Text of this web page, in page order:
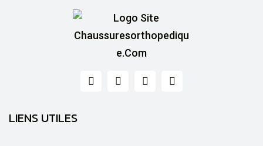
LIENS UTILES